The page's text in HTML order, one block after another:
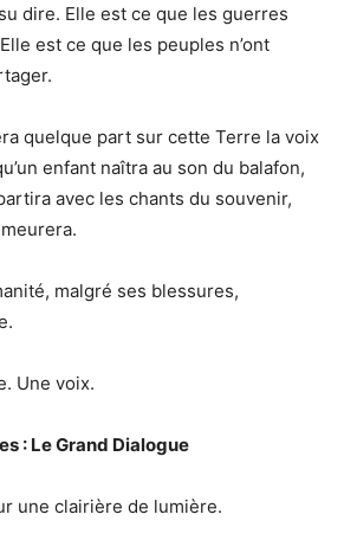
dire. Elle est ce que les guerres
est ce que les peuples n’ont
quelque part sur cette Terre la voix
enfant naîtra au son du balafon,
avec les chants du souvenir,
malgré ses blessures,
Une voix.
: Le Grand Dialogue
une clairière de lumière.